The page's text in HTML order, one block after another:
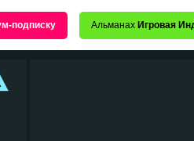
подписку Альманах Игровая